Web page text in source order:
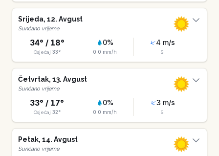
Srijeda, 12. Avgust
Sunčano vrijeme
34° / 18°
Osjećaj 33°
0%
0.0 mm/h
4 m/s
SI
Četvrtak, 13. Avgust
Sunčano vrijeme
33° / 17°
Osjećaj 32°
0%
0.0 mm/h
3 m/s
SI
Petak, 14. Avgust
Sunčano vrijeme